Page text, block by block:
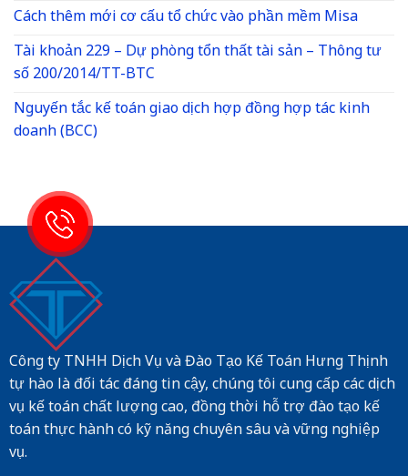
Cách thêm mới cơ cấu tổ chức vào phần mềm Misa
Tài khoản 229 – Dự phòng tổn thất tài sản – Thông tư
số 200/2014/TT-BTC
Nguyến tắc kế toán giao dịch hợp đồng hợp tác kinh
doanh (BCC)
Công ty TNHH Dịch Vụ và Đào Tạo Kế Toán Hưng Thịnh
tự hào là đối tác đáng tin cậy, chúng tôi cung cấp các dịch
vụ kế toán chất lượng cao, đồng thời hỗ trợ đào tạo kế
toán thực hành có kỹ năng chuyên sâu và vững nghiệp
vụ.